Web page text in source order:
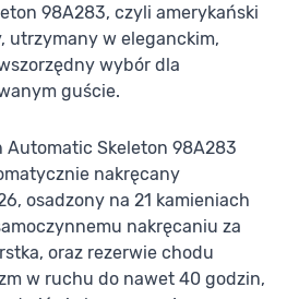
98A283, czyli amerykański
utrzymany w eleganckim,
wybór dla
guście.
Automatic Skeleton 98A283
nakręcany
osadzony na 21 kamieniach
nakręcaniu za
oraz rezerwie chodu
w ruchu do nawet 40 godzin,